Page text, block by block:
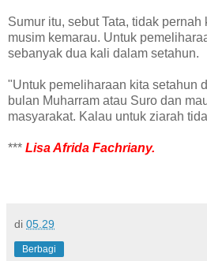
Sumur itu, sebut Tata, tidak
musim kemarau. Untuk
sebanyak dua kali dalam setahun.
"Untuk pemeliharaan kita setahun
bulan Muharram atau Suro dan
masyarakat. Kalau untuk ziarah
*** Lisa Afrida Fachriany.
di 05.29
Berbagi